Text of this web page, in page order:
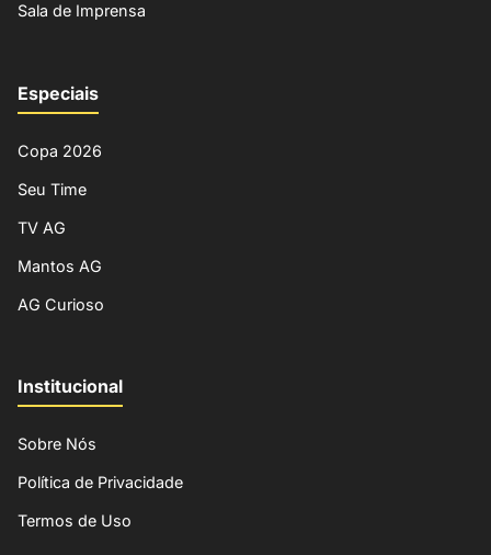
Sala de Imprensa
Especiais
Copa 2026
Seu Time
TV AG
Mantos AG
AG Curioso
Institucional
Sobre Nós
Política de Privacidade
Termos de Uso